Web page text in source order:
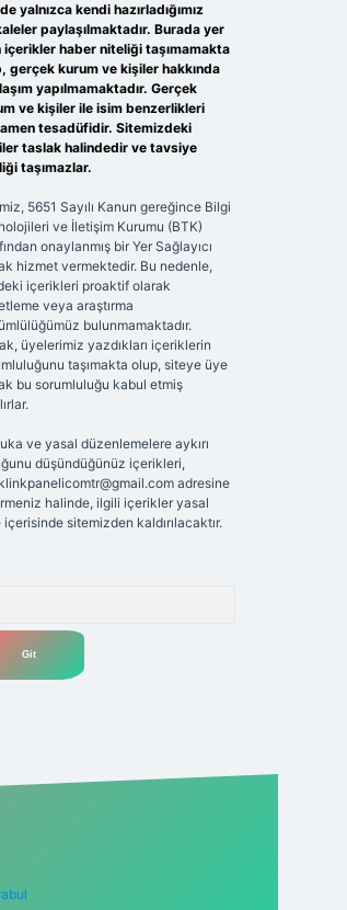
yalnızca kendi hazırladığımız
paylaşılmaktadır. Burada yer
içerikler haber niteliği taşımamakta
gerçek kurum ve kişiler hakkında
yapılmamaktadır. Gerçek
ve kişiler ile isim benzerlikleri
tesadüfidir. Sitemizdeki
taslak halindedir ve tavsiye
taşımazlar.
5651 Sayılı Kanun gereğince Bilgi
ve İletişim Kurumu (BTK)
onaylanmış bir Yer Sağlayıcı
hizmet vermektedir. Bu nedenle,
içerikleri proaktif olarak
veya araştırma
bulunmamaktadır.
üyelerimiz yazdıkları içeriklerin
taşımakta olup, siteye üye
bu sorumluluğu kabul etmiş
ve yasal düzenlemelere aykırı
düşündüğünüz içerikleri,
adresine
halinde, ilgili içerikler yasal
içerisinde sitemizden kaldırılacaktır.